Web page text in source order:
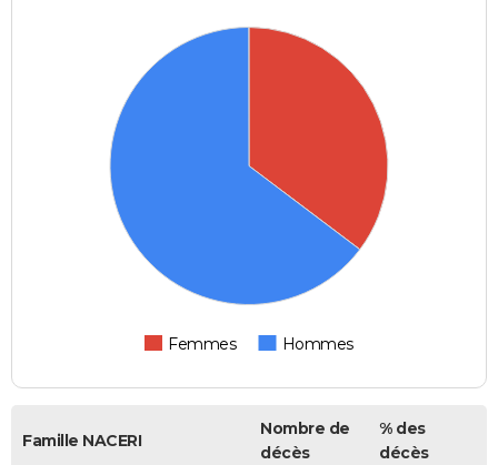
Femmes Hommes
Famille NACERI
Nombre de
décès
% des
décès